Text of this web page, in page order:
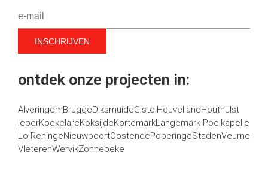
ontdek onze projecten in:
AlveringemBruggeDiksmuideGistelHeuvellandHouthulst
IeperKoekelareKoksijdeKortemarkLangemark-Poelkapelle
Lo-ReningeNieuwpoortOostendePoperingeStadenVeurne
VleterenWervikZonnebeke